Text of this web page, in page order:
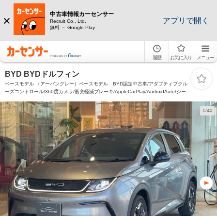
中古車情報カーセンサー
Recruit Co., Ltd.
無料 － Google Play
アプリで開く
履歴 お気に入り メニュー
BYD BYDドルフィン
ベースモデル （アーバングレー）ベースモデル BYD認定中古車/アダプティブクル
ーズコントロール/360度カメラ/衝突軽減ブレーキ/AppleCarPlay/AndroidAuto/シート
1/44